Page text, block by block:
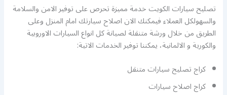
تصليح سيارات الكويت خدمة مميزة تحرص على توفير الامن والسلامة
والسهولكل العملاء فيمكنك الان اصلاح سيارتك امام المنزل وعلى
الطريق من خلال ورشة متنقلة لصيانة كل انواع السيارات الاوروبية
والكورية و الالمانية، يمكننا توفير الخدمات الاتية:
كراج تصليح سيارات متنقل
كراج اصلاح سيارات